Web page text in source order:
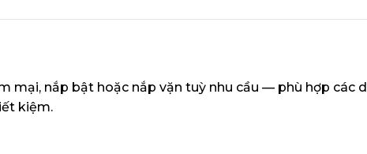
mại, nắp bật hoặc nắp vặn tuỳ nhu cầu — phù hợp các
kiệm.